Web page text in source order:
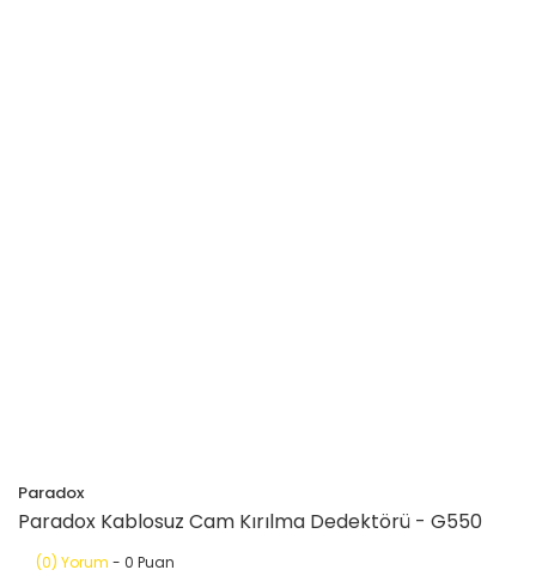
Paradox
Paradox Kablosuz Cam Kırılma Dedektörü - G550
(0) Yorum - 0 Puan